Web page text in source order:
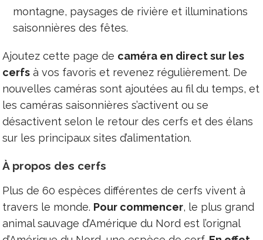
montagne, paysages de rivière et illuminations
saisonnières des fêtes.
Ajoutez cette page de caméra en direct sur les
cerfs à vos favoris et revenez régulièrement. De
nouvelles caméras sont ajoutées au fil du temps, et
les caméras saisonnières s’activent ou se
désactivent selon le retour des cerfs et des élans
sur les principaux sites d’alimentation.
À propos des cerfs
Plus de 60 espèces différentes de cerfs vivent à
travers le monde. Pour commencer, le plus grand
animal sauvage d’Amérique du Nord est l’orignal